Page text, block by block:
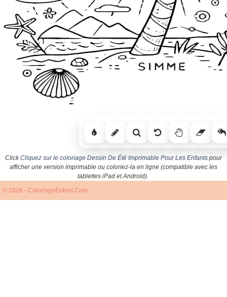
ClickCliquez sur le coloriage Dessin De Été Imprimable Pour Les Enfants pour
afficher une version imprimable ou coloriez-la en ligne (compatible avec les
tablettes iPad et Android).
© 2026 - ColoriageEnfant.Com